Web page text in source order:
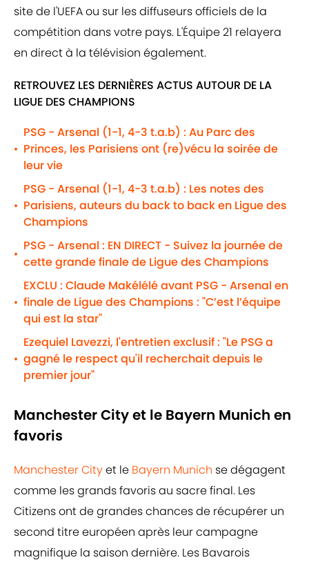
site de l'UEFA ou sur les diffuseurs officiels de la
compétition dans votre pays. L'Équipe 21 relayera
en direct à la télévision également.
RETROUVEZ LES DERNIÈRES ACTUS AUTOUR DE LA
LIGUE DES CHAMPIONS
•
PSG - Arsenal (1-1, 4-3 t.a.b) : Au Parc des
Princes, les Parisiens ont (re)vécu la soirée de
leur vie
•
PSG - Arsenal (1-1, 4-3 t.a.b) : Les notes des
Parisiens, auteurs du back to back en Ligue des
Champions
•
PSG - Arsenal : EN DIRECT - Suivez la journée de
cette grande finale de Ligue des Champions
•
EXCLU : Claude Makélélé avant PSG - Arsenal en
finale de Ligue des Champions : "C’est l’équipe
qui est la star"
•
Ezequiel Lavezzi, l'entretien exclusif : "Le PSG a
gagné le respect qu'il recherchait depuis le
premier jour"
Manchester City et le Bayern Munich en
favoris
Manchester Cityet le Bayern Munich se dégagent
comme les grands favoris au sacre final. Les
Citizens ont de grandes chances de récupérer un
second titre européen après leur campagne
magnifique la saison dernière. Les Bavarois